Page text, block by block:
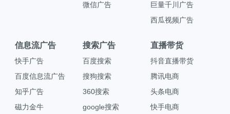
微信广告
巨量千川广告
西瓜视频广告
信息流广告
快手广告
百度信息流广告
知乎广告
磁力金牛
搜索广告
百度搜索
搜狗搜索
360搜索
google搜索
直播带货
抖音直播带货
腾讯电商
头条电商
快手电商